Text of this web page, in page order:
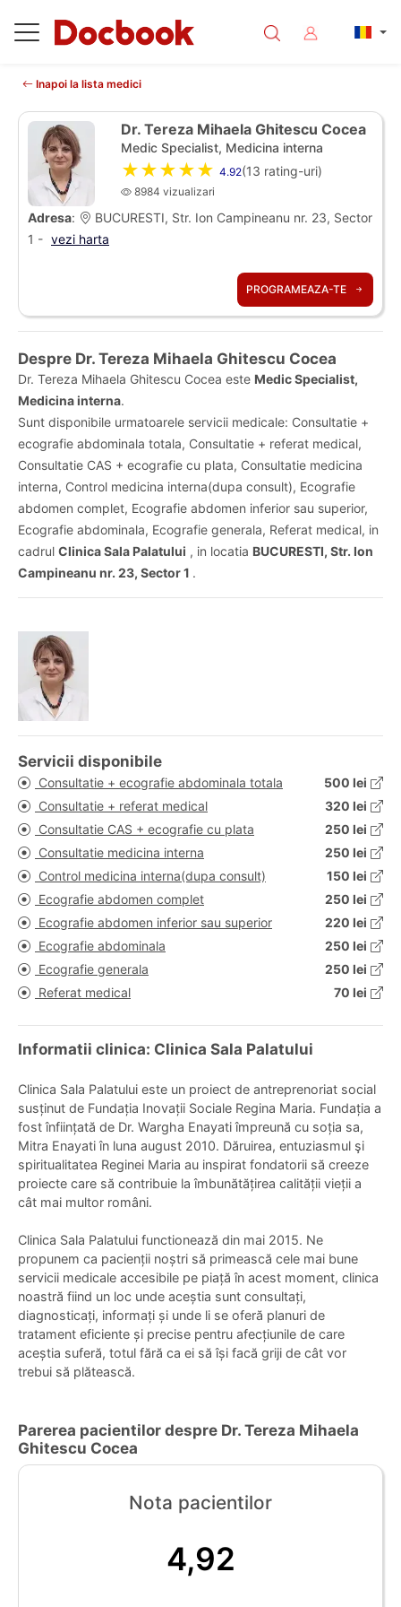
Inapoi la lista medici
Dr. Tereza Mihaela Ghitescu Cocea
Medic Specialist, Medicina interna
★★★★★ 4.92(13 rating-uri)
8984 vizualizari
Adresa:
BUCURESTI, Str. Ion Campineanu nr. 23, Sector
1 - vezi harta
PROGRAMEAZA-TE
Despre Dr. Tereza Mihaela Ghitescu Cocea
Dr. Tereza Mihaela Ghitescu Cocea este Medic Specialist,
Medicina interna.
Sunt disponibile urmatoarele servicii medicale: Consultatie +
ecografie abdominala totala, Consultatie + referat medical,
Consultatie CAS + ecografie cu plata, Consultatie medicina
interna, Control medicina interna(dupa consult), Ecografie
abdomen complet, Ecografie abdomen inferior sau superior,
Ecografie abdominala, Ecografie generala, Referat medical, in
cadrul Clinica Sala Palatului , in locatia BUCURESTI, Str. Ion
Campineanu nr. 23, Sector 1 .
Servicii disponibile
Consultatie + ecografie abdominala totala
500 lei
Consultatie + referat medical
320 lei
Consultatie CAS + ecografie cu plata
250 lei
Consultatie medicina interna
250 lei
Control medicina interna(dupa consult)
150 lei
Ecografie abdomen complet
250 lei
Ecografie abdomen inferior sau superior
220 lei
Ecografie abdominala
250 lei
Ecografie generala
250 lei
Referat medical
70 lei
Informatii clinica: Clinica Sala Palatului
Clinica Sala Palatului este un proiect de antreprenoriat social
susținut de Fundația Inovații Sociale Regina Maria. Fundația a
fost înființată de Dr. Wargha Enayati împreună cu soția sa,
Mitra Enayati în luna august 2010. Dăruirea, entuziasmul şi
spiritualitatea Reginei Maria au inspirat fondatorii să creeze
proiecte care să contribuie la îmbunătățirea calității vieții a
cât mai multor români.
Clinica Sala Palatului functionează din mai 2015. Ne
propunem ca pacienții noștri să primească cele mai bune
servicii medicale accesibile pe piață în acest moment, clinica
noastră fiind un loc unde aceștia sunt consultați,
diagnosticați, informați și unde li se oferă planuri de
tratament eficiente și precise pentru afecțiunile de care
aceștia suferă, totul fără ca ei să își facă griji de cât vor
trebui să plătească.
Parerea pacientilor despre Dr. Tereza Mihaela
Ghitescu Cocea
Nota pacientilor
4,92